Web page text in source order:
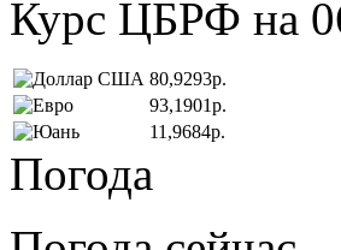
Курс ЦБРФ на
80,9293р.
93,1901р.
11,9684р.
Погода